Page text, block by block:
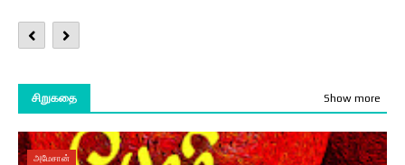
சிறுகதை Show more
அமேசான்